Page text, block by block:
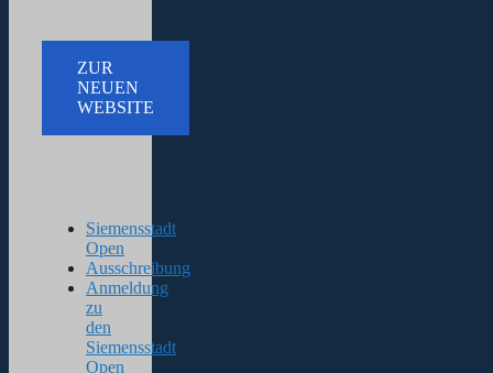
ZUR
NEUEN
WEBSITE
Siemensstadt
Open
Ausschreibung
Anmeldung
zu
den
Siemensstadt
Open